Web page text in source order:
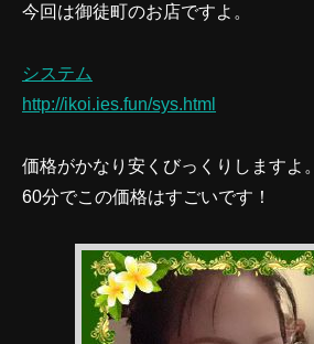
今回は御徒町のお店ですよ。
システム
http://ikoi.ies.fun/sys.html
価格がかなり安くびっくりしますよ。
60分でこの価格はすごいです！